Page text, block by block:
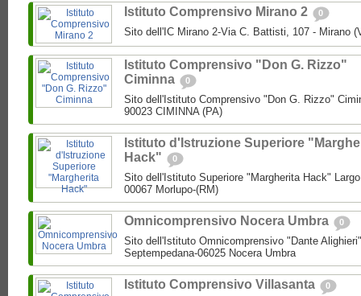
Istituto Comprensivo Mirano 2 0
Sito dell'IC Mirano 2-Via C. Battisti, 107 - Mirano
Istituto Comprensivo "Don G. Rizzo"
Ciminna
0
Sito dell'Istituto Comprensivo "Don G. Rizzo"
90023 CIMINNA (PA)
Istituto d'Istruzione Superiore
Hack"
0
Sito dell'Istituto Superiore "Margherita Hack"
00067 Morlupo-(RM)
Omnicomprensivo Nocera Umbra 0
Sito dell'Istituto Omnicomprensivo "Dante
Septempedana-06025 Nocera Umbra
Istituto Comprensivo Villasanta 0